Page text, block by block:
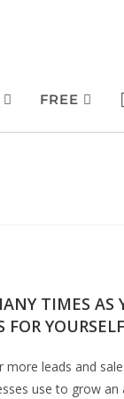
FREE
TIMES
more leads and
use to grow